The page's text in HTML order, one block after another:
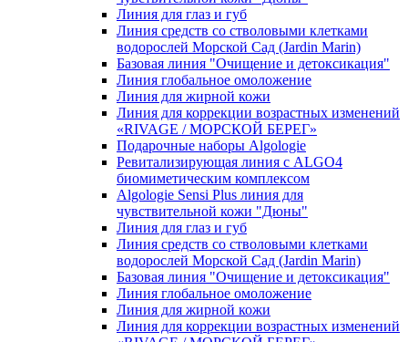
Линия для глаз и губ
Линия средств со стволовыми клетками
водорослей Морской Сад (Jardin Marin)
Базовая линия "Очищение и детоксикация"
Линия глобальное омоложение
Линия для жирной кожи
Линия для коррекции возрастных изменений
«RIVAGE / МОРСКОЙ БЕРЕГ»
Подарочные наборы Algologie
Ревитализирующая линия с ALGO4
биомиметическим комплексом
Algologie Sensi Plus линия для
чувcтвительной кожи "Дюны"
Линия для глаз и губ
Линия средств со стволовыми клетками
водорослей Морской Сад (Jardin Marin)
Базовая линия "Очищение и детоксикация"
Линия глобальное омоложение
Линия для жирной кожи
Линия для коррекции возрастных изменений